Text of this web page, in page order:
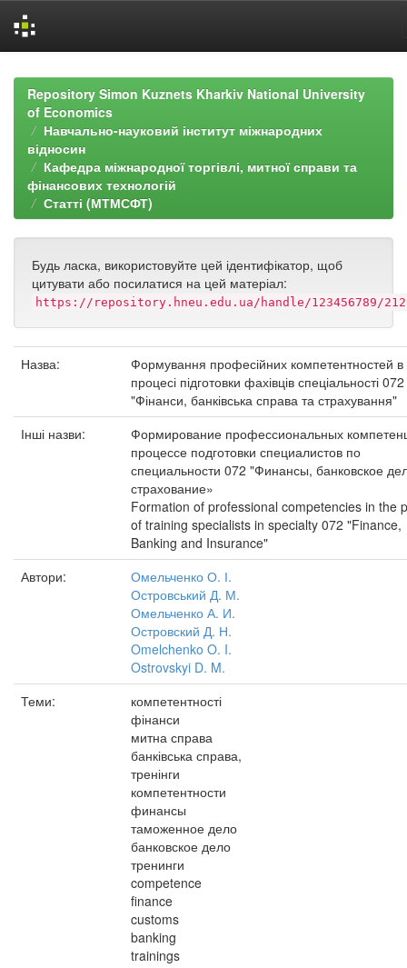
navigationRepository Simon Kuznets Kharkiv National University
of Economics
Навчально-науковий інститут міжнародних
відносин
Кафедра міжнародної торгівлі, митної справи та
фінансових технологій
Статті (МТМСФТ)
Будь ласка, використовуйте цей ідентифікатор, щоб
цитувати або посилатися на цей матеріал:
https://repository.hneu.edu.ua/handle/123456789/
Назва:
Формування професійних компетентностей в
процесі підготовки фахівців спеціальності 072
"Фінанси, банківська справа та страхування"
Інші назви:
Формирование профессиональных
процессе подготовки специалистов по
специальности 072 "Финансы, банковское
страхование»
Formation of professional competencies in the
of training specialists in specialty 072 "Finance,
Banking and Insurance"
Автори:
Омельченко О. І.
Островський Д. М.
Омельченко А. И.
Островский Д. Н.
Omelchenko O. I.
Ostrovskyi D. M.
Теми:
компетентності
фінанси
митна справа
банківська справа,
тренінги
компетентности
финансы
таможенное дело
банковское дело
тренинги
competence
finance
customs
banking
trainings